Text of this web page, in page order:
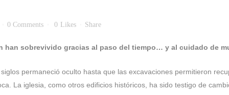
0 Comments 0 Likes Share
sobrevivido gracias al paso del tiempo… y al cuidado de
permaneció oculto hasta que las excavaciones permitieron
La iglesia, como otros edificios históricos, ha sido testigo de